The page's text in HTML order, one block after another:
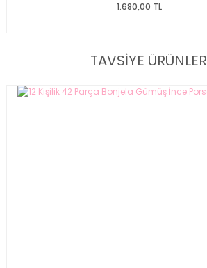
1.680,00 TL
TAVSİYE ÜRÜNLER